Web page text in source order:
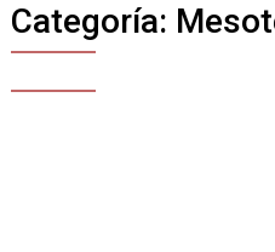
Categoría: